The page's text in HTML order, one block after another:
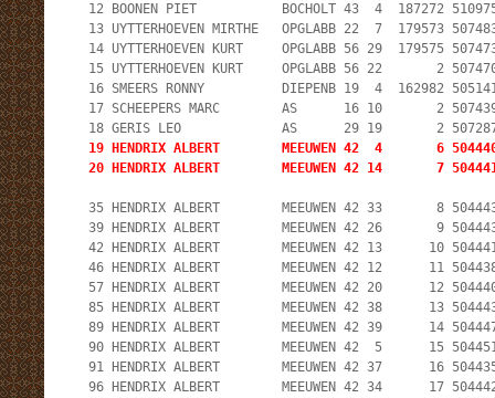
12 BOONEN PIET           BOCHOLT 43  4
13 UYTTERHOEVEN MIRTHE   OPGLABB 22  7
14 UYTTERHOEVEN KURT     OPGLABB 56 29
15 UYTTERHOEVEN KURT     OPGLABB 56 22
16 SMEERS RONNY          DIEPENB 19  4
17 SCHEEPERS MARC        AS      16 10
19 HENDRIX ALBERT        MEEUWEN 42  4
20 HENDRIX ALBERT        MEEUWEN 42 14       7
35 HENDRIX ALBERT        MEEUWEN 42 33       8
39 HENDRIX ALBERT        MEEUWEN 42 26
42 HENDRIX ALBERT        MEEUWEN 42 13
46 HENDRIX ALBERT        MEEUWEN 42 12
57 HENDRIX ALBERT        MEEUWEN 42 20
85 HENDRIX ALBERT        MEEUWEN 42 38
89 HENDRIX ALBERT        MEEUWEN 42 39
90 HENDRIX ALBERT        MEEUWEN 42  5
91 HENDRIX ALBERT        MEEUWEN 42 37
96 HENDRIX ALBERT        MEEUWEN 42 34